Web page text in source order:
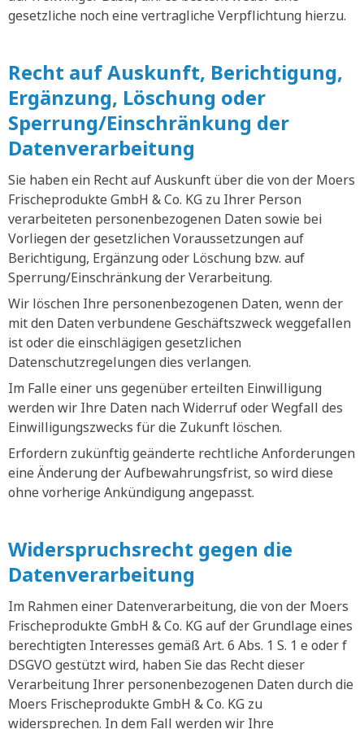
gesetzliche noch eine vertragliche Verpflichtung hierzu.
Recht auf Auskunft, Berichtigung,
Ergänzung, Löschung oder
Sperrung/Einschränkung der
Datenverarbeitung
Sie haben ein Recht auf Auskunft über die von der Moers
Frischeprodukte GmbH & Co. KG zu Ihrer Person
verarbeiteten personenbezogenen Daten sowie bei
Vorliegen der gesetzlichen Voraussetzungen auf
Berichtigung, Ergänzung oder Löschung bzw. auf
Sperrung/Einschränkung der Verarbeitung.
Wir löschen Ihre personenbezogenen Daten, wenn der
mit den Daten verbundene Geschäftszweck weggefallen
ist oder die einschlägigen gesetzlichen
Datenschutzregelungen dies verlangen.
Im Falle einer uns gegenüber erteilten Einwilligung
werden wir Ihre Daten nach Widerruf oder Wegfall des
Einwilligungszwecks für die Zukunft löschen.
Erfordern zukünftig geänderte rechtliche Anforderungen
eine Änderung der Aufbewahrungsfrist, so wird diese
ohne vorherige Ankündigung angepasst.
Widerspruchsrecht gegen die
Datenverarbeitung
Im Rahmen einer Datenverarbeitung, die von der Moers
Frischeprodukte GmbH & Co. KG auf der Grundlage eines
berechtigten Interesses gemäß Art. 6 Abs. 1 S. 1 e oder f
DSGVO gestützt wird, haben Sie das Recht dieser
Verarbeitung Ihrer personenbezogenen Daten durch die
Moers Frischeprodukte GmbH & Co. KG zu
widersprechen. In dem Fall werden wir Ihre